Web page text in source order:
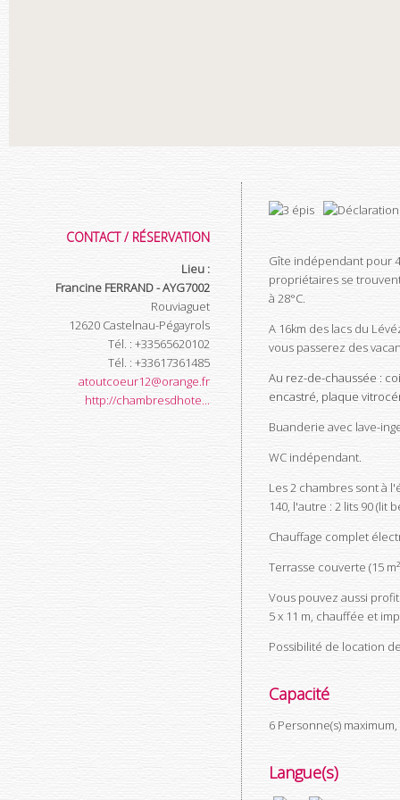
CONTACT / RÉSERVATION
Lieu :
Francine FERRAND - AYG7002
Rouviaguet
12620 Castelnau-Pégayrols
Tél. : +33565620102
Tél. : +33617361485
atoutcoeur12@orange.fr
http://chambresdhote...
Gîte indépendant pour
propriétaires se
à 28°C.
A 16km des lacs du
vous passerez des
Au rez-de-chaussée :
encastré, plaque
Buanderie avec lave-
WC indépendant.
Les 2 chambres sont à
140, l'autre : 2 lits 90 (lit
Chauffage complet
Terrasse couverte (15
Vous pouvez aussi
5 x 11 m, chauffée et
Possibilité de location
Capacité
6 Personne(s)
Langue(s)